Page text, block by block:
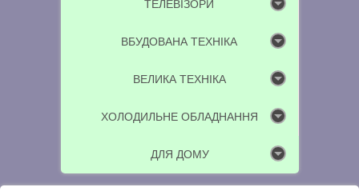
ТЕЛЕВІЗОРИ
ВБУДОВАНА ТЕХНІКА
ВЕЛИКА ТЕХНІКА
ХОЛОДИЛЬНЕ ОБЛАДНАННЯ
ДЛЯ ДОМУ